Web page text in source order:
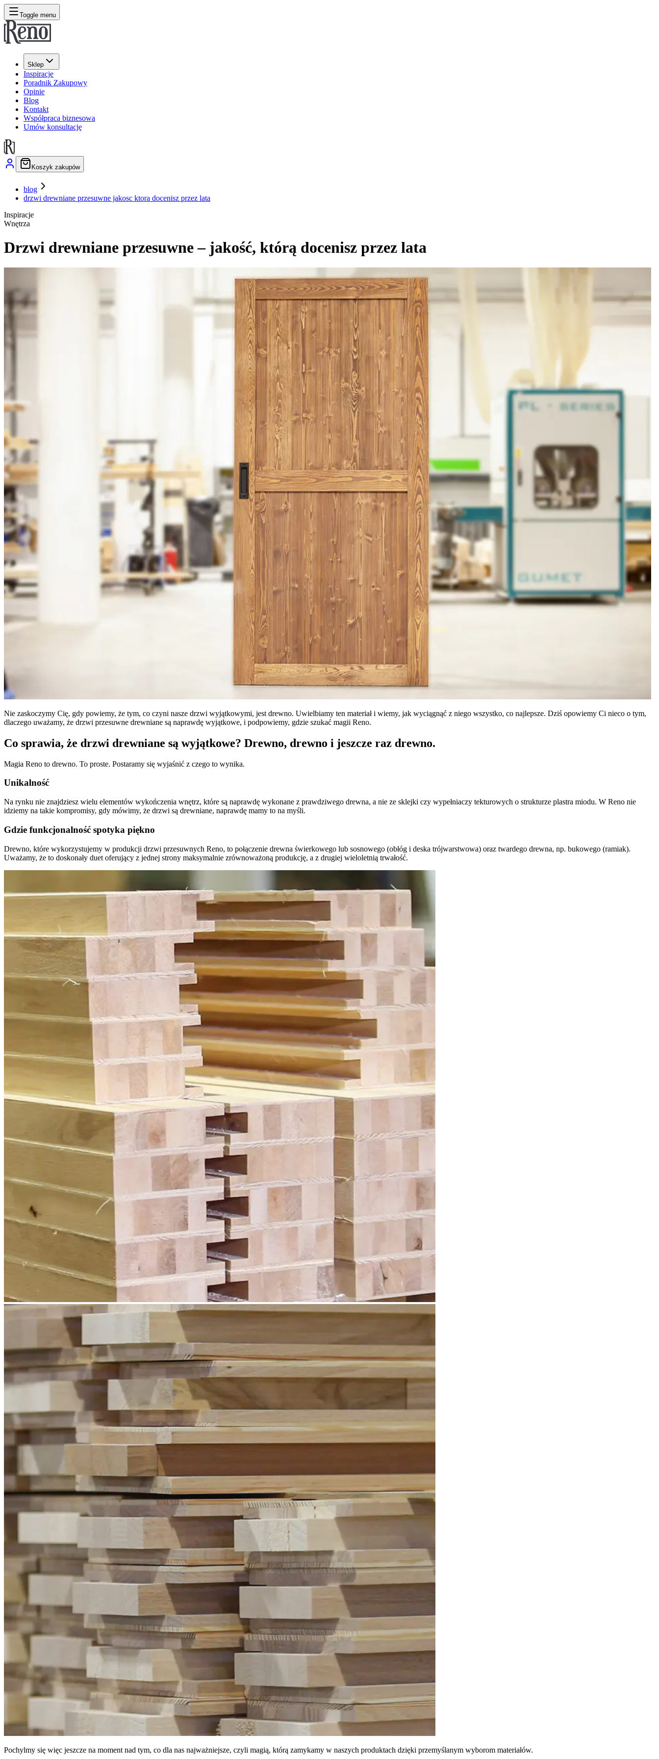
Toggle menu
Sklep
Inspiracje
Poradnik Zakupowy
Opinie
Blog
Kontakt
Współpraca biznesowa
Umów konsultację
Koszyk zakupów
blog
drzwi drewniane przesuwne jakosc ktora docenisz przez lata
Inspiracje
Wnętrza
Drzwi drewniane przesuwne – jakość, którą docenisz przez lata
Nie zaskoczymy Cię, gdy powiemy, że tym, co czyni nasze drzwi wyjątkowymi, jest drewno. Uwielbiamy ten materiał i wiemy, jak wyciągnąć z niego wszystko, co najlepsze. Dziś opowiemy Ci nieco o tym,
dlaczego uważamy, że drzwi przesuwne drewniane są naprawdę wyjątkowe, i podpowiemy, gdzie szukać magii Reno.
Co sprawia, że drzwi drewniane są wyjątkowe? Drewno, drewno i jeszcze raz drewno.
Magia Reno to drewno. To proste. Postaramy się wyjaśnić z czego to wynika.
Unikalność
Na rynku nie znajdziesz wielu elementów wykończenia wnętrz, które są naprawdę wykonane z prawdziwego drewna, a nie ze sklejki czy wypełniaczy tekturowych o strukturze plastra miodu. W Reno nie
idziemy na takie kompromisy, gdy mówimy, że drzwi są drewniane, naprawdę mamy to na myśli.
Gdzie funkcjonalność spotyka piękno
Drewno, które wykorzystujemy w produkcji drzwi przesuwnych Reno, to połączenie drewna świerkowego lub sosnowego (obłóg i deska trójwarstwowa) oraz twardego drewna, np. bukowego (ramiak).
Uważamy, że to doskonały duet oferujący z jednej strony maksymalnie zrównoważoną produkcję, a z drugiej wieloletnią trwałość.
Pochylmy się więc jeszcze na moment nad tym, co dla nas najważniejsze, czyli magią, którą zamykamy w naszych produktach dzięki przemyślanym wyborom materiałów.